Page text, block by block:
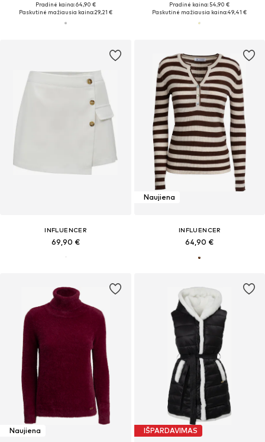
Pradinė kaina: 64,90 €
Paskutinė mažiausia kaina:29,21 €
Pradinė kaina: 54,90 €
Paskutinė mažiausia kaina:49,41 €
INFLUENCER
69,90 €
Naujiena
INFLUENCER
64,90 €
Naujiena IŠPARDAVIMAS